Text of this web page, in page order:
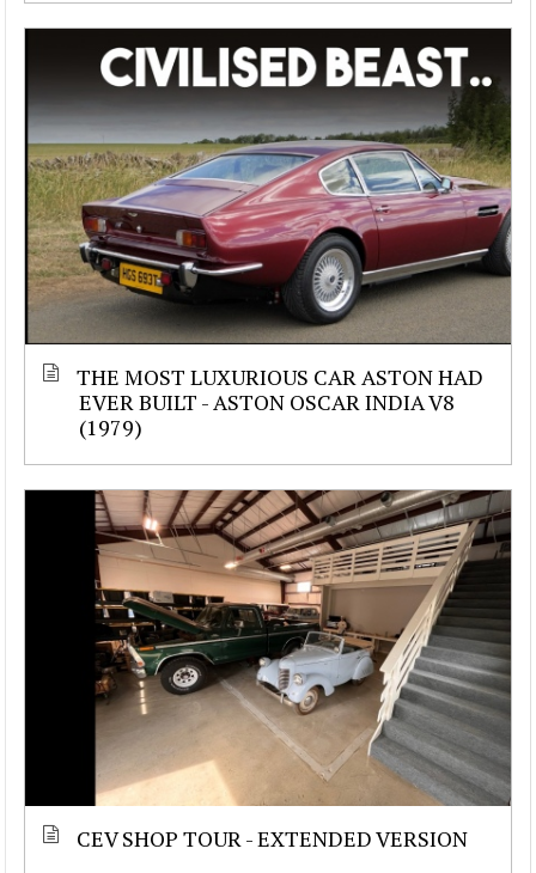
THE MOST LUXURIOUS CAR ASTON HAD
EVER BUILT - ASTON OSCAR INDIA V8
(1979)
CEV SHOP TOUR - EXTENDED VERSION